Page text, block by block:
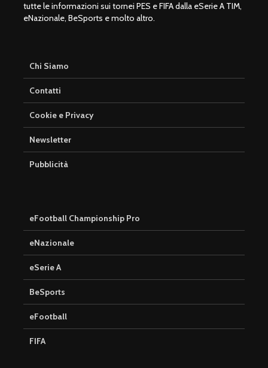
tutte le informazioni sui tornei PES e FIFA dalla eSerie A TIM,
eNazionale, BeSports e molto altro.
Chi Siamo
Contatti
Cookie e Privacy
Newsletter
Pubblicità
eFootball Championship Pro
eNazionale
eSerie A
BeSports
eFootball
FIFA
perfetto: Cross-
Gen, Free-to-play.
corretti i
del 7